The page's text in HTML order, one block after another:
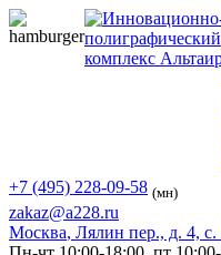
+7 (495) 228-09-58 (мн)
zakaz@a228.ru
Москва, Лялин пер., д. 4, с.